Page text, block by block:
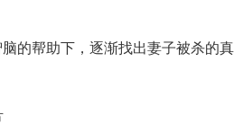
的帮助下，逐渐找出妻子被杀的真